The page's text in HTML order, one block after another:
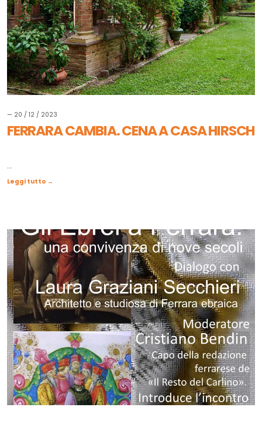
— 20 / 12 / 2023
FERRARA CAMBIA. CENA A CASA HIRSCH
...
Leggi tutto →